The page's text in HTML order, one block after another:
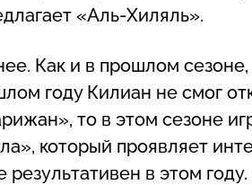
«Аль-Хиляль».
Как и в прошлом сезоне,
году Килиан не смог
то в этом сезоне
который проявляет
в этом